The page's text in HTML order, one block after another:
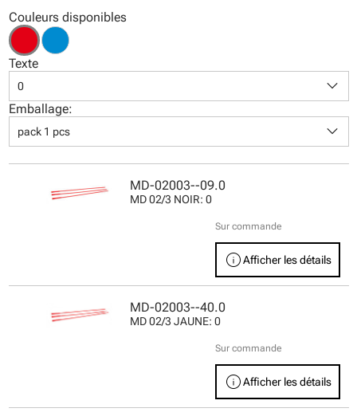
Couleurs disponibles
Texte
0 keyboard_arrow_down
Emballage:
pack 1 pcs keyboard_arrow_down
MD-02003--09.0
MD 02/3 NOIR: 0
Sur commande
infoAfficher les détails
MD-02003--40.0
MD 02/3 JAUNE: 0
Sur commande
infoAfficher les détails